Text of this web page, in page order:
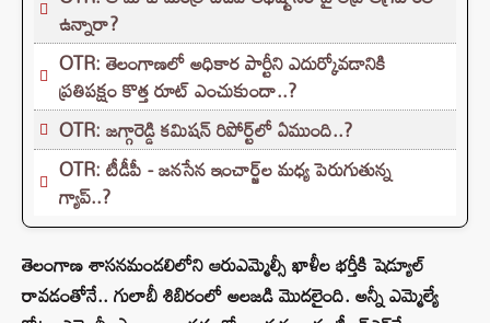
ఉన్నారా?
OTR: తెలంగాణలో అధికార పార్టీని ఎదుర్కోవడానికి
ప్రతిపక్షం కొత్త రూట్‌ ఎంచుకుందా..?
OTR: జగ్గారెడ్డి కమిషన్ రిపోర్ట్‌లో ఏముంది..?
OTR: టీడీపీ - జనసేన ఇంచార్జ్‌ల మధ్య పెరుగుతున్న
గ్యాప్..?
తెలంగాణ శాసనమండలిలోని ఆరుఎమ్మెల్సీ ఖాళీల భర్తీకి షెడ్యూల్‌
రావడంతోనే.. గులాబీ శిబిరంలో అలజడి మొదలైంది. అన్నీ ఎమ్మెల్యే